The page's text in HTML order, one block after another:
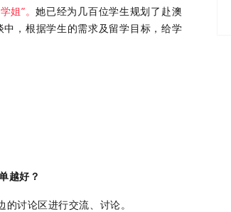
姐”。她已经为几百位学生规划了赴澳
，根据学生的需求及留学目标，给学
越好？
讨论区进行交流、讨论。